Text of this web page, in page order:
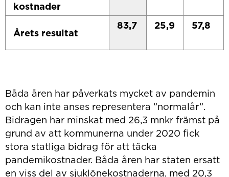
kostnader
Årets resultat
83,7 25,9 57,8
Båda åren har påverkats mycket av pandemin
och kan inte anses representera ”normalår”.
Bidragen har minskat med 26,3 mnkr främst på
grund av att kommunerna under 2020 fick
stora statliga bidrag för att täcka
pandemikostnader. Båda åren har staten ersatt
en viss del av sjuklönekostnaderna, med 20,3